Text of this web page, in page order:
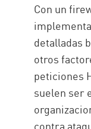
Con un
detalladas
otros
peticiones
suelen ser
contra